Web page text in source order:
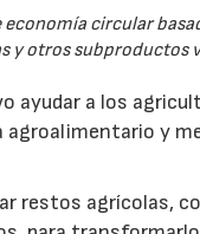
circular
y otros subproductos
ayudar a los
y
restos agrícolas,